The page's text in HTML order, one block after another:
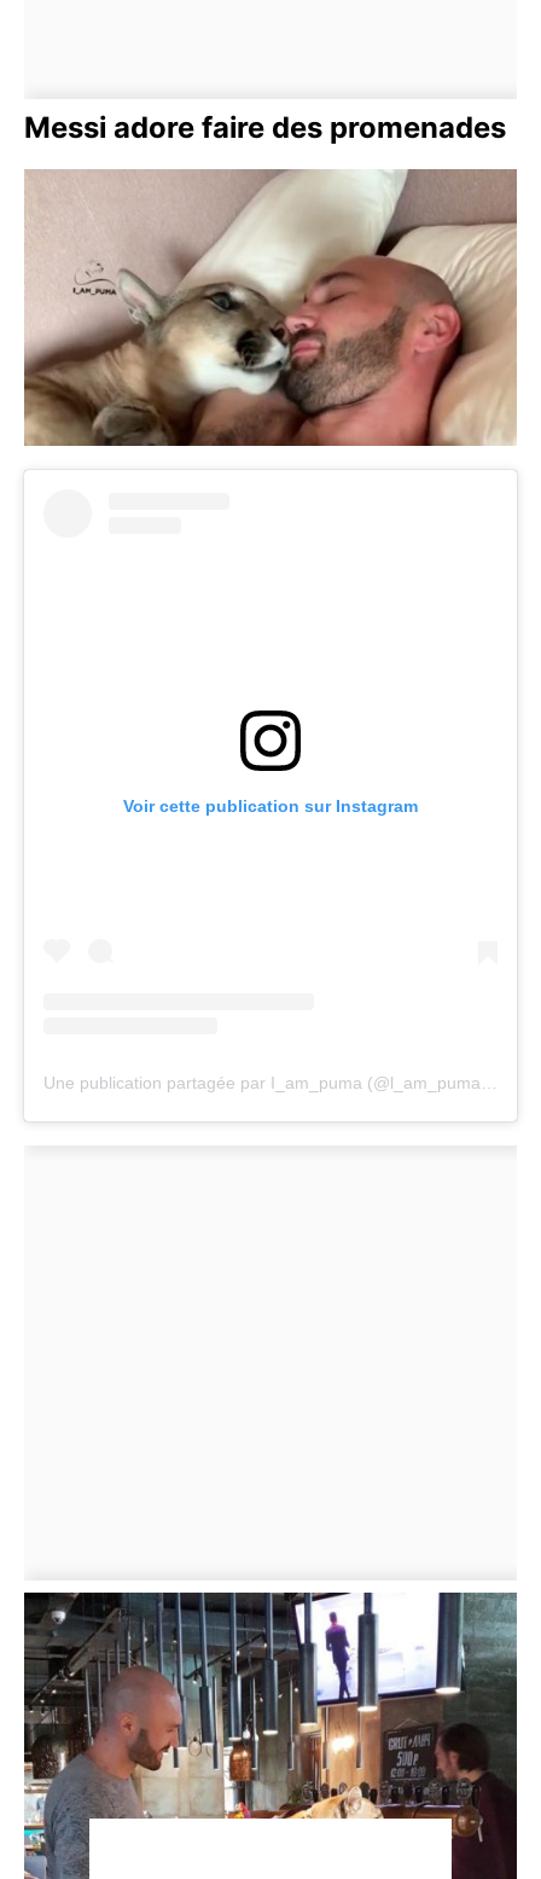
Messi adore faire des promenades
Voir cette publication sur Instagram